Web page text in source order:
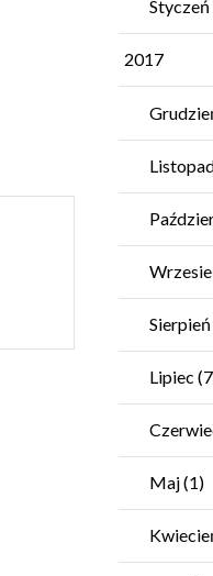
Styczeń
2017
Sierpień
Lipiec
Maj(1)